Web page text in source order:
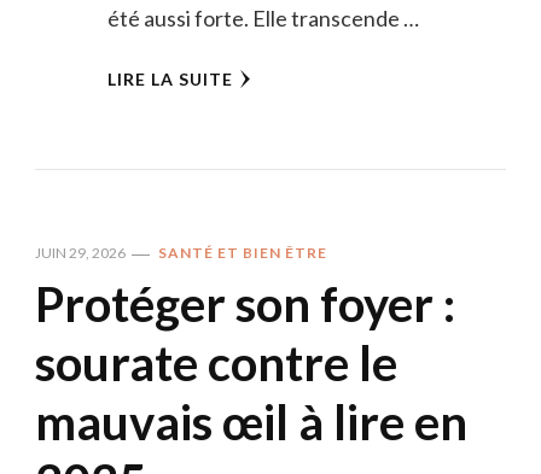
été aussi forte. Elle transcende …
LIRE LA SUITE
JUIN 29, 2026 SANTÉ ET BIEN ÊTRE
Protéger son foyer :
sourate contre le
mauvais œil à lire en